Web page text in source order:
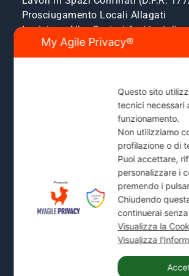
Prosciugamento Locali Allagati
Iscrizione Albo Gestori Ambientali
Servizio di emergenza attivo 24 ore
su 7 per allagamenti, ostruzioni
Milano città, Monza e
Sesto San Giovanni, Cinisello,
Segrate, Cernusco e comuni
Mostra Tutte le Zone Servite →
My Agile Privacy®
Questo sito
tecnici necessari
funzionamento.
Non utilizziamo
profilazione o di
Puoi accettare,
personalizzare i
premendo i
Chiudendo
continuerai
Visualizza la
Visualizza